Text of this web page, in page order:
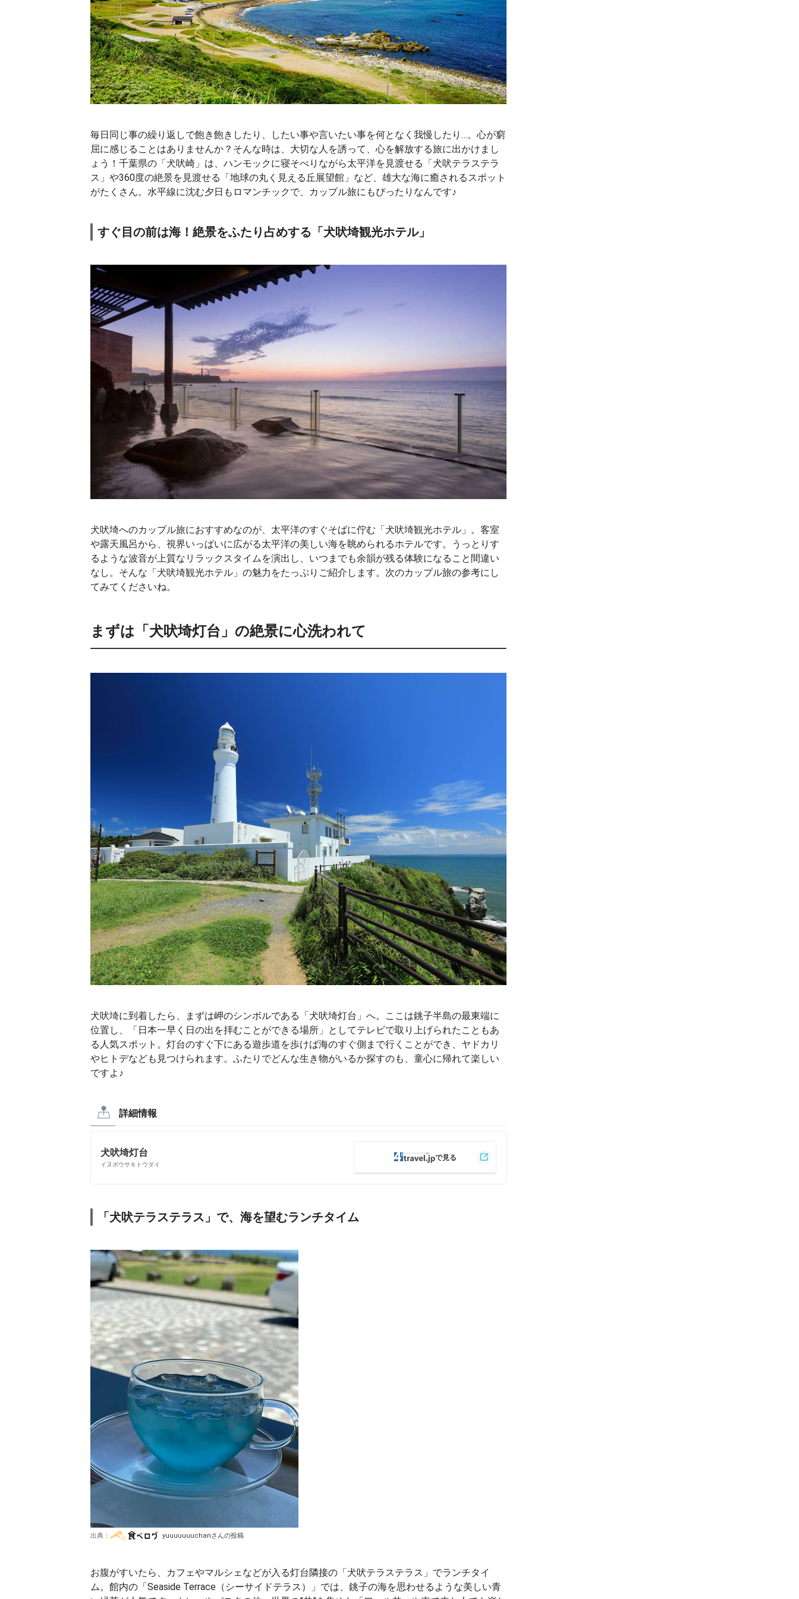
毎日同じ事の繰り返しで飽き飽きしたり、したい事や言いたい事を何となく我慢したり…。心が窮
屈に感じることはありませんか？そんな時は、大切な人を誘って、心を解放する旅に出かけまし
ょう！千葉県の「犬吠崎」は、ハンモックに寝そべりながら太平洋を見渡せる「犬吠テラステラ
ス」や360度の絶景を見渡せる「地球の丸く見える丘展望館」など、雄大な海に癒されるスポット
がたくさん。水平線に沈む夕日もロマンチックで、カップル旅にもぴったりなんです♪
すぐ目の前は海！絶景をふたり占めする「犬吠埼観光ホテル」
犬吠埼へのカップル旅におすすめなのが、太平洋のすぐそばに佇む「犬吠埼観光ホテル」。客室
や露天風呂から、視界いっぱいに広がる太平洋の美しい海を眺められるホテルです。うっとりす
るような波音が上質なリラックスタイムを演出し、いつまでも余韻が残る体験になること間違い
なし。そんな「犬吠埼観光ホテル」の魅力をたっぷりご紹介します。次のカップル旅の参考にし
てみてくださいね。
まずは「犬吠埼灯台」の絶景に心洗われて
犬吠埼に到着したら、まずは岬のシンボルである「犬吠埼灯台」へ。ここは銚子半島の最東端に
位置し、「日本一早く日の出を拝むことができる場所」としてテレビで取り上げられたこともあ
る人気スポット。灯台のすぐ下にある遊歩道を歩けば海のすぐ側まで行くことができ、ヤドカリ
やヒトデなども見つけられます。ふたりでどんな生き物がいるか探すのも、童心に帰れて楽しい
ですよ♪
詳細情報
犬吠埼灯台
イヌボウサキトウダイ
「犬吠テラステラス」で、海を望むランチタイム
出典： yuuuuuuuchanさんの投稿
お腹がすいたら、カフェやマルシェなどが入る灯台隣接の「犬吠テラステラス」でランチタイ
ム。館内の「Seaside Terrace（シーサイドテラス）」では、銚子の海を思わせるような美しい青